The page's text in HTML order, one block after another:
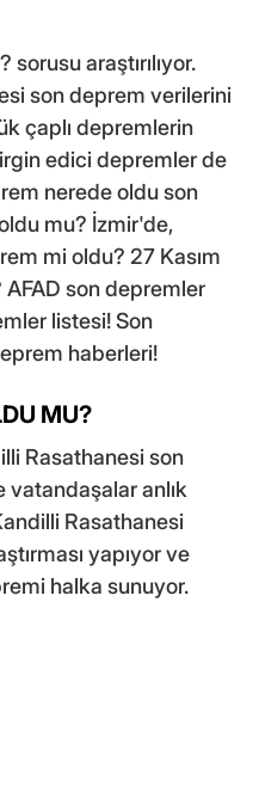
araştırılıyor.
son deprem verilerini
çaplı depremlerin
edici depremler de
nerede oldu son
mu? İzmir'de,
mi oldu? 27 Kasım
son depremler
listesi! Son
haberleri!
MU?
Rasathanesi son
anlık
Rasathanesi
yapıyor ve
halka sunuyor.